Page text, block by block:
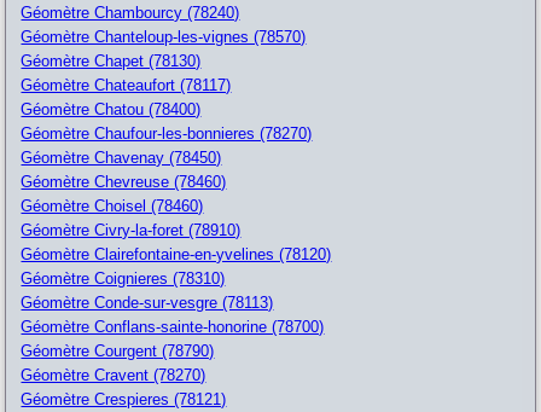
Géomètre Chambourcy (78240)
Géomètre Chanteloup-les-vignes (78570)
Géomètre Chapet (78130)
Géomètre Chateaufort (78117)
Géomètre Chatou (78400)
Géomètre Chaufour-les-bonnieres (78270)
Géomètre Chavenay (78450)
Géomètre Chevreuse (78460)
Géomètre Choisel (78460)
Géomètre Civry-la-foret (78910)
Géomètre Clairefontaine-en-yvelines (78120)
Géomètre Coignieres (78310)
Géomètre Conde-sur-vesgre (78113)
Géomètre Conflans-sainte-honorine (78700)
Géomètre Courgent (78790)
Géomètre Cravent (78270)
Géomètre Crespieres (78121)